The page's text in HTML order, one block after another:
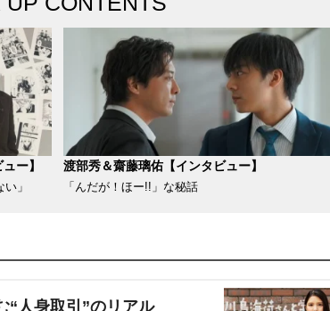
ー】
」
渡部秀＆齋藤璃佑【インタビュー】
「んだが！ほー!!」な秘話
“人身取引”のリアル